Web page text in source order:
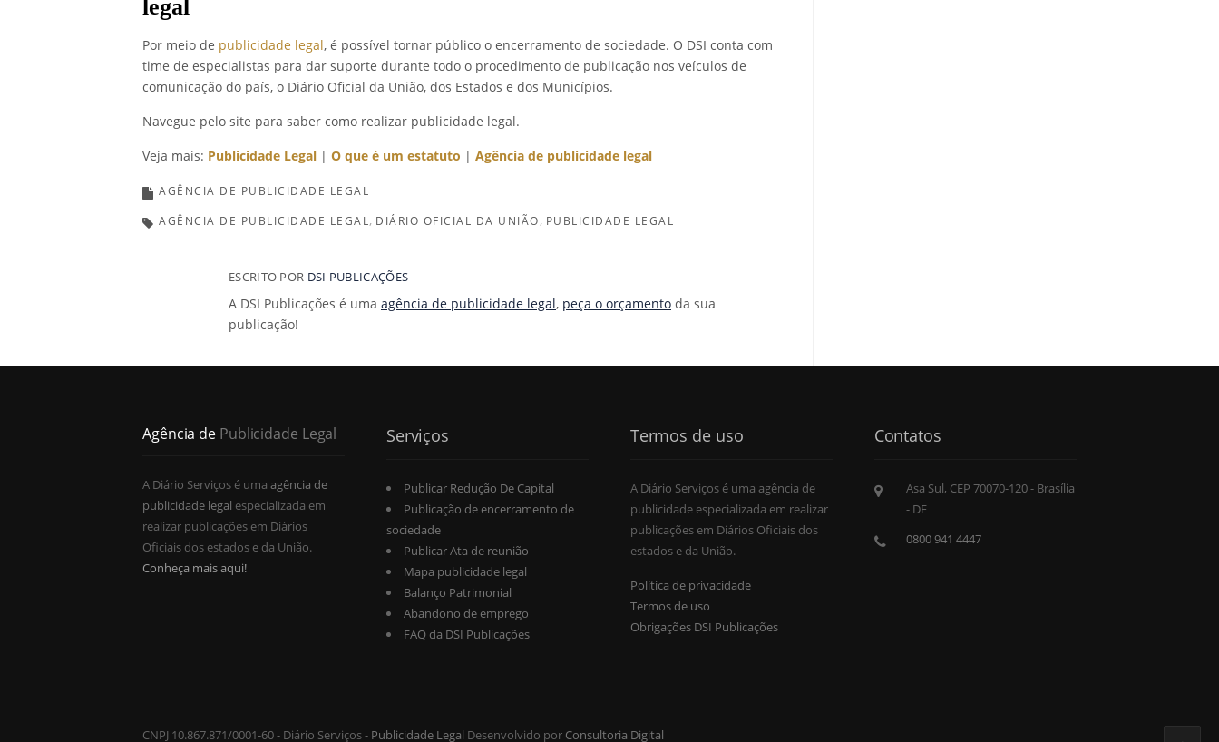
legal
Por meio de publicidade legal, é possível tornar público o encerramento de sociedade. O DSI conta com
time de especialistas para dar suporte durante todo o procedimento de publicação nos veículos de
comunicação do país, o Diário Oficial da União, dos Estados e dos Municípios.
Navegue pelo site para saber como realizar publicidade legal.
Veja mais: Publicidade Legal | O que é um estatuto | Agência de publicidade legal
AGÊNCIA DE PUBLICIDADE LEGAL
AGÊNCIA DE PUBLICIDADE LEGAL DIÁRIO OFICIAL DA UNIÃO PUBLICIDADE LEGAL
ESCRITO POR DSI PUBLICAÇÕES
A DSI Publicações é uma agência de publicidade legal, peça o orçamento da sua
publicação!
Agência de Publicidade Legal
A Diário Serviços é uma agência de
publicidade legal especializada em
realizar publicações em Diários
Oficiais dos estados e da União.
Conheça mais aqui!
Serviços
Publicar Redução De Capital
Publicação de encerramento de
sociedade
Publicar Ata de reunião
Mapa publicidade legal
Balanço Patrimonial
Abandono de emprego
FAQ da DSI Publicações
Termos de uso
A Diário Serviços é uma agência de
publicidade especializada em realizar
publicações em Diários Oficiais dos
estados e da União.
Política de privacidade
Termos de uso
Obrigações DSI Publicações
Contatos
Asa Sul, CEP 70070-120 - Brasília
- DF
0800 941 4447
CNPJ 10.867.871/0001-60 - Diário Serviços - Publicidade Legal Desenvolvido por Consultoria Digital